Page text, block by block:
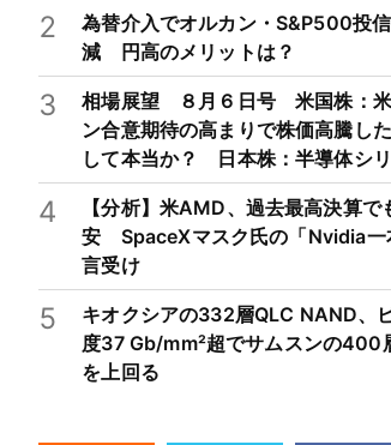
2
為替介入でオルカン・S&P500投
減 円高のメリットは？
3
相場展望 ８月６日号 米国株：米
ン合意期待の高まりで株価高騰し
して本当か？ 日本株：半導体シ
クルは3～4年周期で好・不況を繰
め注意
4
【分析】米AMD、過去最高決算で
安 SpaceXマスク氏の「Nvidia一
言受け
5
キオクシアの332層QLC NAND、
度37 Gb/mm²超でサムスンの400
を上回る